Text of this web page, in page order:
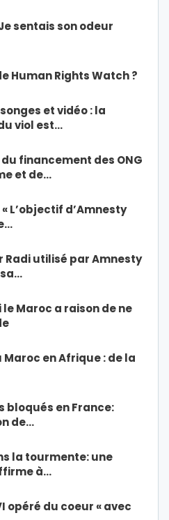
sentais son odeur
Human Rights Watch ?
et vidéo : la
viol est…
financement des ONG
et de…
L’objectif d’Amnesty
Radi utilisé par Amnesty
Maroc a raison de ne
en Afrique : de la
bloqués en France:
de…
la tourmente: une
à…
opéré du coeur « avec